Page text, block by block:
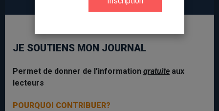
JE SOUTIENS MON JOURNAL
Permet de donner de l’information gratuite aux
lecteurs
POURQUOI CONTRIBUER?